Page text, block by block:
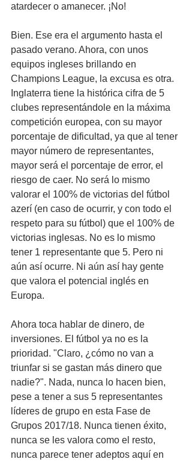
atardecer o amanecer. ¡No!
Bien. Ese era el argumento hasta el
pasado verano. Ahora, con unos
equipos ingleses brillando en
Champions League, la excusa es otra.
Inglaterra tiene la histórica cifra de 5
clubes representándole en la máxima
competición europea, con su mayor
porcentaje de dificultad, ya que al tener
mayor número de representantes,
mayor será el porcentaje de error, el
riesgo de caer. No será lo mismo
valorar el 100% de victorias del fútbol
azerí (en caso de ocurrir, y con todo el
respeto para su fútbol) que el 100% de
victorias inglesas. No es lo mismo
tener 1 representante que 5. Pero ni
aún así ocurre. Ni aún así hay gente
que valora el potencial inglés en
Europa.
Ahora toca hablar de dinero, de
inversiones. El fútbol ya no es la
prioridad. "Claro, ¿cómo no van a
triunfar si se gastan más dinero que
nadie?". Nada, nunca lo hacen bien,
pese a tener a sus 5 representantes
líderes de grupo en esta Fase de
Grupos 2017/18. Nunca tienen éxito,
nunca se les valora como el resto,
nunca parece tener adeptos aquí en